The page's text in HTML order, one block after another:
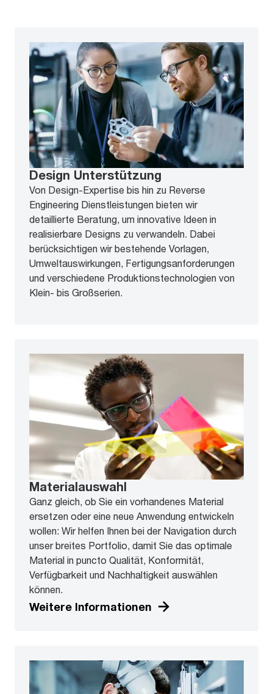
Design Unterstützung
Von Design-Expertise bis hin zu Reverse
Engineering Dienstleistungen bieten wir
detaillierte Beratung, um innovative Ideen in
realisierbare Designs zu verwandeln. Dabei
berücksichtigen wir bestehende Vorlagen,
Umweltauswirkungen, Fertigungsanforderungen
und verschiedene Produktionstechnologien von
Klein- bis Großserien.
Materialauswahl
Ganz gleich, ob Sie ein vorhandenes Material
ersetzen oder eine neue Anwendung entwickeln
wollen: Wir helfen Ihnen bei der Navigation durch
unser breites Portfolio, damit Sie das optimale
Material in puncto Qualität, Konformität,
Verfügbarkeit und Nachhaltigkeit auswählen
können.
Weitere Informationen